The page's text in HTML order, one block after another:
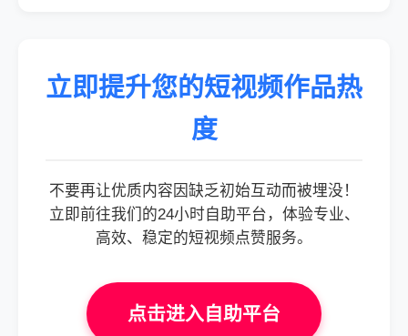
立即提升您的短视频作品热
度
不要再让优质内容因缺乏初始互动而被埋没！
立即前往我们的24小时自助平台，体验专业、
高效、稳定的短视频点赞服务。
点击进入自助平台